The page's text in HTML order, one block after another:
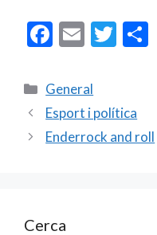
F
e
b
o
E
ai
l
T
er
ar
Categories
General
Esport i política
Enderrock and roll
Cerca